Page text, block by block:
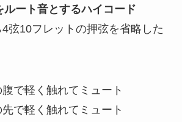
ルート音とするハイコード
弦10フレットの押弦を省略した
で軽く触れてミュート
で軽く触れてミュート